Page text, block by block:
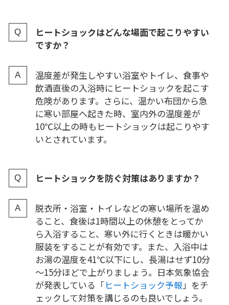
ヒートショックはどんな場面で起こりやすい
ですか？
温度差が発生しやすい浴室やトイレ、食事や
飲酒直後の入浴時にヒートショックを起こす
危険があります。さらに、温かい布団から急
に寒い部屋へ起きた時、室内外の温度差が
10℃以上の時もヒートショックは起こりやす
いとされています。
ヒートショックを防ぐ対策はありますか？
脱衣所・浴室・トイレなどの寒い場所を温め
ること、食後は1時間以上の休憩をとってか
ら入浴すること、寒い外に行くときは暖かい
服装をすることが有効です。また、入浴中は
お湯の温度を41℃以下にし、長湯はせず10分
～15分ほどで上がりましょう。日本気象協会
が発表している「ヒートショック予報」をチ
ェックして対策を講じるのも良いでしょう。